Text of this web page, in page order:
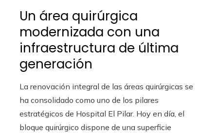
Un área quirúrgica
modernizada con una
infraestructura de última
generación
La renovación integral de las áreas quirúrgicas se
ha consolidado como uno de los pilares
estratégicos de Hospital El Pilar. Hoy en día, el
bloque quirúrgico dispone de una superficie